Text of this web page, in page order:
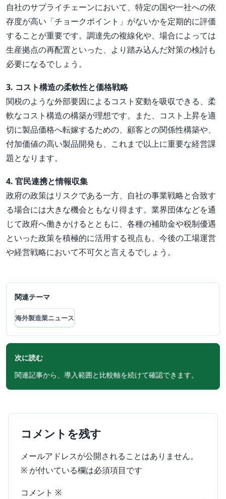
自社のサプライチェーンにおいて、特定の国や一社への依
存度が高い「チョークポイント」がないかを定期的に評価
することが重要です。調達先の複線化や、場合によっては
生産拠点の再配置といった、より踏み込んだ対策の検討も
必要になるでしょう。
3. コスト構造の柔軟性と価格戦略
関税のような外部要因によるコスト変動を吸収できる、柔
軟なコスト構造の構築が理想です。また、コスト上昇を適
切に製品価格へ転嫁するための、顧客との関係性構築や、
付加価値の高い製品開発も、これまで以上に重要な経営課
題となります。
4. 官民連携と情報収集
政府の政策はリスクである一方、自社の事業戦略と合致す
る場合には大きな機会ともなり得ます。業界団体などを通
じて政府へ働きかけるとともに、各種の補助金や税制優遇
といった政策を積極的に活用する視点も、今後の工場運営
や経営戦略において不可欠と言えるでしょう。
関連テーマ
海外製造業ニュース
次に読む
関連記事から、導入範囲と比較軸を続けて確認できます。
コメントを残す
メールアドレスが公開されることはありません。
※ が付いている欄は必須項目です
コメント ※